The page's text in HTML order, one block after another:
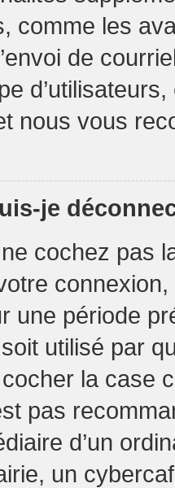
comme les
de
nous vous
je
cochez pas
une période
utilisé par
la case
pas
d’un
un